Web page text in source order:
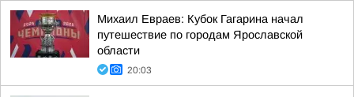
Михаил Евраев: Кубок Гагарина начал
путешествие по городам Ярославской
области
20:03